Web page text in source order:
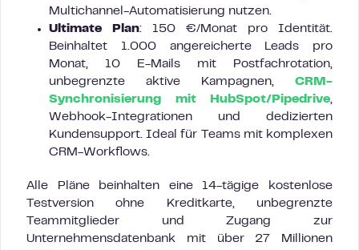
Multichannel-Automatisierung nutzen.
Ultimate Plan: 150 €/Monat pro Identität.
Beinhaltet 1.000 angereicherte Leads pro
Monat, 10 E-Mails mit Postfachrotation,
unbegrenzte aktive Kampagnen, CRM-
Synchronisierung mit HubSpot/Pipedrive,
Webhook-Integrationen und dedizierten
Kundensupport. Ideal für Teams mit komplexen
CRM-Workflows.
Alle Pläne beinhalten eine 14-tägige kostenlose
Testversion ohne Kreditkarte, unbegrenzte
Teammitglieder und Zugang zur
Unternehmensdatenbank mit über 27 Millionen